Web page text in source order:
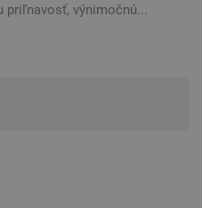
priľnavosť, výnimočnú...